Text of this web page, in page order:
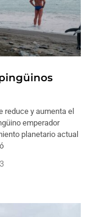
reduce y aumenta el
emperador
planetario actual